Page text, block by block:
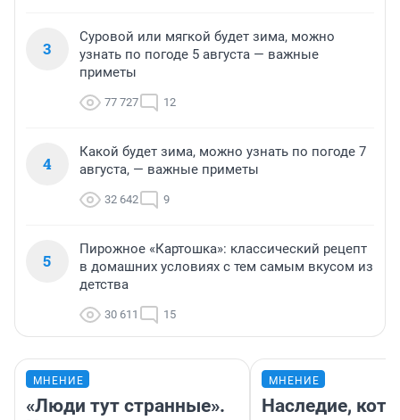
3
Суровой или мягкой будет зима, можно
узнать по погоде 5 августа — важные
приметы
77 727 12
4
Какой будет зима, можно узнать по погоде 7
августа, — важные приметы
32 642 9
5
Пирожное «Картошка»: классический рецепт
в домашних условиях с тем самым вкусом из
детства
30 611 15
МНЕНИЕ
«Люди тут странные».
МНЕНИЕ
Наследие,